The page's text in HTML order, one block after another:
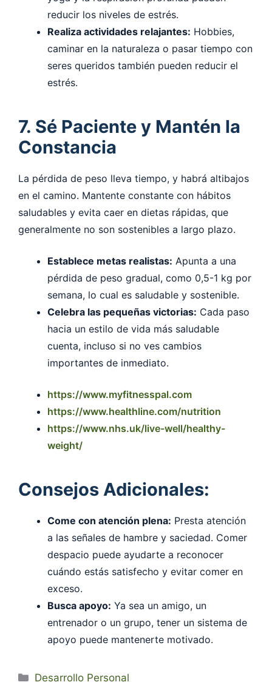
reducir los niveles de estrés.
Realiza actividades relajantes: Hobbies,
caminar en la naturaleza o pasar tiempo con
seres queridos también pueden reducir el
estrés.
7. Sé Paciente y Mantén la
Constancia
La pérdida de peso lleva tiempo, y habrá altibajos
en el camino. Mantente constante con hábitos
saludables y evita caer en dietas rápidas, que
generalmente no son sostenibles a largo plazo.
Establece metas realistas: Apunta a una
pérdida de peso gradual, como 0,5-1 kg por
semana, lo cual es saludable y sostenible.
Celebra las pequeñas victorias: Cada paso
hacia un estilo de vida más saludable
cuenta, incluso si no ves cambios
importantes de inmediato.
https://www.myfitnesspal.com
https://www.healthline.com/nutrition
https://www.nhs.uk/live-well/healthy-
weight/
Consejos Adicionales:
Come con atención plena: Presta atención
a las señales de hambre y saciedad. Comer
despacio puede ayudarte a reconocer
cuándo estás satisfecho y evitar comer en
exceso.
Busca apoyo: Ya sea un amigo, un
entrenador o un grupo, tener un sistema de
apoyo puede mantenerte motivado.
Categorías
Desarrollo Personal